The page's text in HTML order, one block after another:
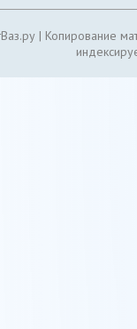
| Копирование